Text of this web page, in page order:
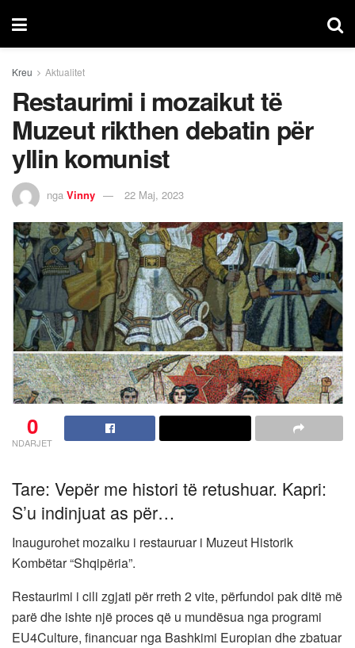
Kreu Aktualitet
Restaurimi i mozaikut të
Muzeut rikthen debatin për
yllin komunist
nga Vinny 22 Maj, 2023
0
NDARJET
Tare: Vepër me histori të retushuar. Kapri:
S’u indinjuat as për…
Inaugurohet mozaiku i restauruar i Muzeut Historik
Kombëtar “Shqipëria”.
Restaurimi i cili zgjati për rreth 2 vite, përfundoi pak ditë më
parë dhe ishte një proces që u mundësua nga programi
EU4Culture, financuar nga Bashkimi Europian dhe zbatuar